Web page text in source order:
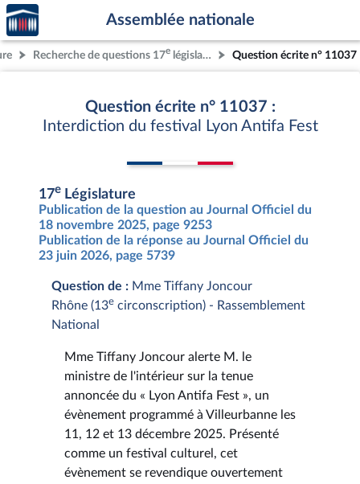
Aller au contenu
Aller en bas de la page
Accèder
à la
page
d'accueil
Assemblée nationale
Recherche de questions 17e législature Question écrite n° 11037
Question écrite n° 11037 :
Interdiction du festival Lyon Antifa Fest
17e Législature
Publication de la question au Journal Officiel du
18 novembre 2025, page 9253
Publication de la réponse au Journal Officiel du
23 juin 2026, page 5739
Question de : Mme Tiffany Joncour
Rhône (13e circonscription) - Rassemblement
National
Mme Tiffany Joncour alerte M. le
ministre de l'intérieur sur la tenue
annoncée du « Lyon Antifa Fest », un
évènement programmé à Villeurbanne les
11, 12 et 13 décembre 2025. Présenté
comme un festival culturel, cet
évènement se revendique ouvertement